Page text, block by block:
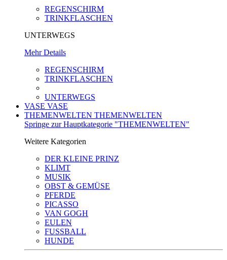
REGENSCHIRM
TRINKFLASCHEN
UNTERWEGS
Mehr Details
REGENSCHIRM
TRINKFLASCHEN
UNTERWEGS
VASE VASE
THEMENWELTEN THEMENWELTEN
Springe zur Hauptkategorie "THEMENWELTEN"
Weitere Kategorien
DER KLEINE PRINZ
KLIMT
MUSIK
OBST & GEMÜSE
PFERDE
PICASSO
VAN GOGH
EULEN
FUSSBALL
HUNDE